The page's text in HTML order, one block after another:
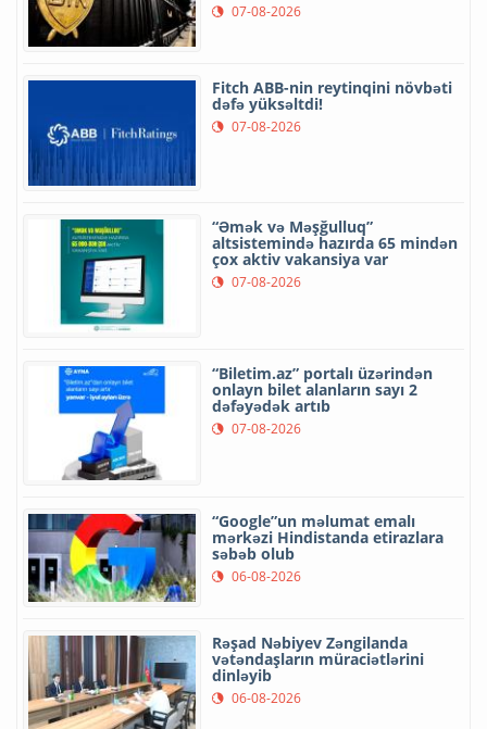
07-08-2026
Fitch ABB-nin reytinqini növbəti
dəfə yüksəltdi!
07-08-2026
“Əmək və Məşğulluq”
altsistemində hazırda 65 mindən
çox aktiv vakansiya var
07-08-2026
“Biletim.az” portalı üzərindən
onlayn bilet alanların sayı 2
dəfəyədək artıb
07-08-2026
“Google”un məlumat emalı
mərkəzi Hindistanda etirazlara
səbəb olub
06-08-2026
Rəşad Nəbiyev Zəngilanda
vətəndaşların müraciətlərini
dinləyib
06-08-2026